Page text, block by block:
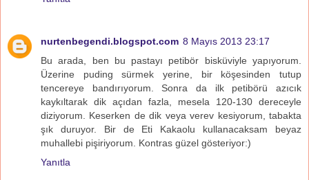
nurtenbegendi.blogspot.com 8 Mayıs 2013 23:17
Bu arada, ben bu pastayı petibör bisküviyle yapıyorum.
Üzerine puding sürmek yerine, bir köşesinden tutup
tencereye bandırıyorum. Sonra da ilk petibörü azıcık
kaykıltarak dik açıdan fazla, mesela 120-130 dereceyle
diziyorum. Keserken de dik veya verev kesiyorum, tabakta
şık duruyor. Bir de Eti Kakaolu kullanacaksam beyaz
muhallebi pişiriyorum. Kontras güzel gösteriyor:)
Yanıtla